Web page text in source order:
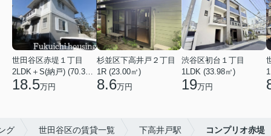
世田谷区赤堤１丁目
2LDK＋S(納戸) (70.38㎡)
18.5万円
杉並区下高井戸２丁目
1R (23.00㎡)
8.6万円
渋谷区初台１丁目
1LDK (33.98㎡)
19万円
グ 世田谷区の賃貸一覧 下高井戸駅 コンプリオ赤堤